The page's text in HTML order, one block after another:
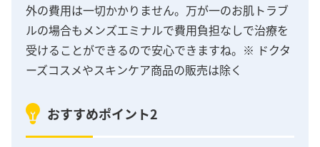
外の費用は一切かかりません。万が一のお肌トラブ
ルの場合もメンズエミナルで費用負担なしで治療を
受けることができるので安心できますね。※ ドクタ
ーズコスメやスキンケア商品の販売は除く
おすすめポイント2